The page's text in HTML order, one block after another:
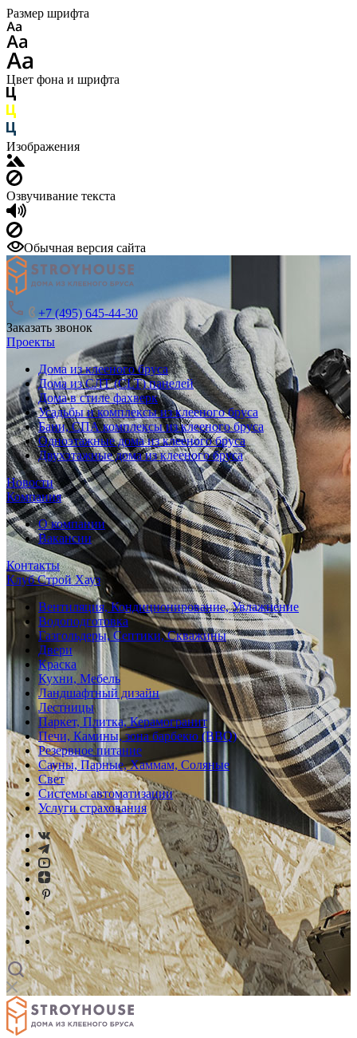
Размер шрифта
Цвет фона и шрифта
Изображения
Озвучивание текста
Обычная версия сайта
+7 (495) 645-44-30
Заказать звонок
Проекты
Дома из клееного бруса
Дома из СЛТ (CLT) панелей
Дома в стиле фахверк
Усадьбы и комплексы из клееного бруса
Бани, СПА комплексы из клееного бруса
Одноэтажные дома из клееного бруса
Двухэтажные дома из клееного бруса
Новости
Компания
О компании
Вакансии
Контакты
Клуб Строй Хауз
Вентиляция, Кондиционирование, Увлажнение
Водоподготовка
Газгольдеры, Септики, Скважины
Двери
Краска
Кухни, Мебель
Ландшафтный дизайн
Лестницы
Паркет, Плитка, Керамогранит
Печи, Камины, зона барбекю (BBQ)
Резервное питание
Сауны, Парные, Хаммам, Соляные
Свет
Системы автоматизации
Услуги страхования